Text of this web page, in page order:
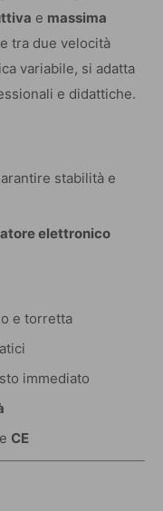
e massima
tra due velocità
variabile, si adatta
e didattiche.
stabilità e
elettronico
e torretta
immediato
CE